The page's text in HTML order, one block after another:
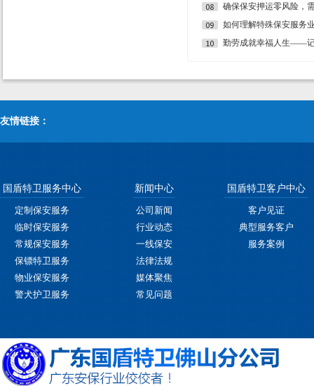
确保保安押运零风险，
如何理解特殊保安服务
友情链接：
国盾特卫服务中心
定制保安服务
临时保安服务
常规保安服务
保镖特卫服务
物业保安服务
警犬护卫服务
新闻中心
公司新闻
行业动态
一线保安
法律法规
媒体聚焦
常见问题
国盾特卫客户中心
客户见证
典型服务客户
服务案例